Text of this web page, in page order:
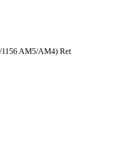
1156 AM5/AM4) Ret